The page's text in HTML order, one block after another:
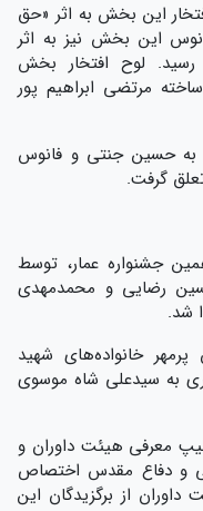
این بخش به اثر «حق
این بخش نیز به اثر
رسید. لوح افتخار بخش
ساخته مرتضی ابراهیم پور
به حسین جنتی و فانوس
گرفت.
جشنواره عمار، توسط
رضایی و محمدمهدی
شد.
خانواده‌های شهید
به سیدعلی شاه‌ موسوی
معرفی هیئت داوران و
و دفاع مقدس اختصاص
از برگزیدگان این